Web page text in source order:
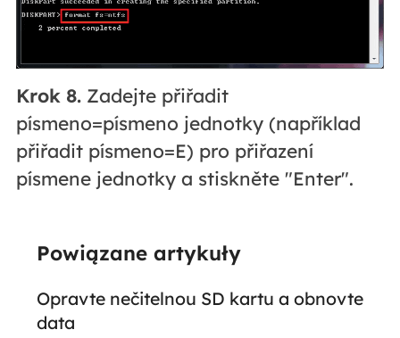
Krok 8.Zadejte přiřadit
písmeno=písmeno jednotky (například
přiřadit písmeno=E) pro přiřazení
písmene jednotky a stiskněte "Enter".
Powiązane artykuły
Opravte nečitelnou SD kartu a obnovte
data